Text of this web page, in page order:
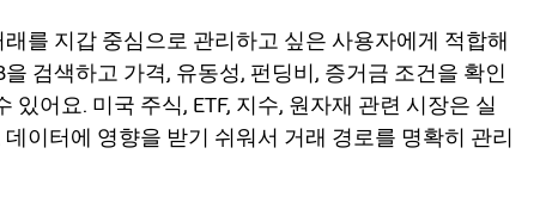
를 지갑 중심으로 관리하고 싶은 사용자에게 적합해
을 검색하고 가격, 유동성, 펀딩비, 증거금 조건을 확인
있어요. 미국 주식, ETF, 지수, 원자재 관련 시장은 실
이터에 영향을 받기 쉬워서 거래 경로를 명확히 관리